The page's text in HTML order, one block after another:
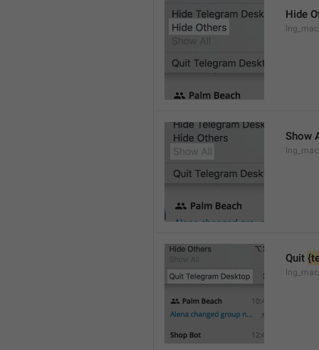
Hide
Show
Quit